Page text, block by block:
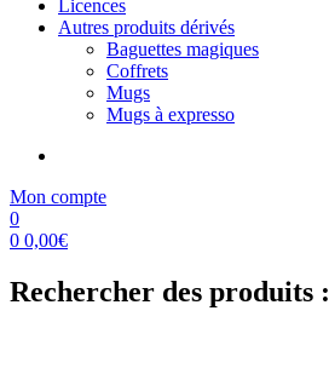
Licences
Autres produits dérivés
Baguettes magiques
Coffrets
Mugs
Mugs à expresso
Mon compte
0
0 0,00€
Rechercher des produits :